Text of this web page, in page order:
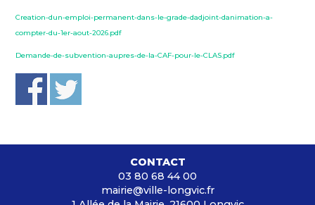
Creation-dun-emploi-permanent-dans-le-grade-dadjoint-danimation-a-
compter-du-1er-aout-2026.pdf
Demande-de-subvention-aupres-de-la-CAF-pour-le-CLAS.pdf
CONTACT
03 80 68 44 00
mairie@ville-longvic.fr